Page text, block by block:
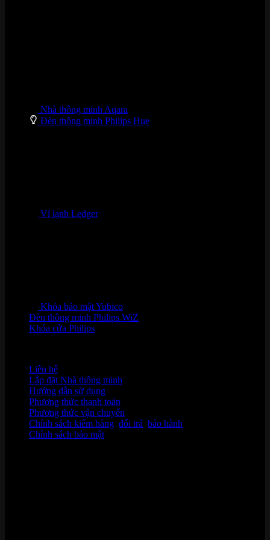
Nhà thông minh Aqara
Đèn thông minh Philips Hue
Ví lạnh Ledger
Khóa bảo mật Yubico
Đèn thông minh Philips WiZ
Khóa cửa Philips
Liên hệ
Lắp đặt Nhà thông minh
Hướng dẫn sử dụng
Phương thức thanh toán
Phương thức vận chuyển
Chính sách kiểm hàng đổi trả bảo hành
Chính sách bảo mật